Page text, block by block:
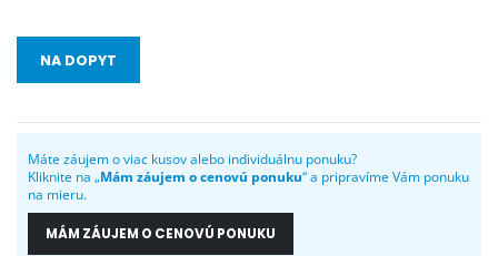
NA DOPYT
Máte záujem o viac kusov alebo individuálnu ponuku?
Kliknite na „Mám záujem o cenovú ponuku“ a pripravíme Vám ponuku
na mieru.
MÁM ZÁUJEM O CENOVÚ PONUKU